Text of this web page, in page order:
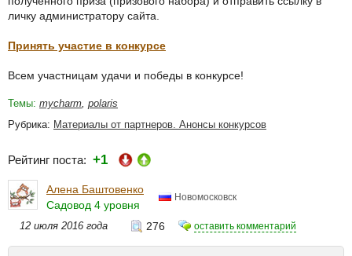
личку администратору сайта.
Принять участие в конкурсе
Всем участницам удачи и победы в конкурсе!
Темы: mycharm, polaris
Рубрика: Материалы от партнеров. Анонсы конкурсов
Рейтинг поста: +1
Алена Баштовенко
Садовод 4 уровня
Новомосковск
12 июля 2016 года 276 оставить комментарий